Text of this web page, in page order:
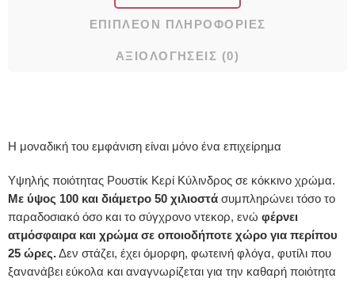
ΕΠΙΠΛΈΟΝ ΠΛΗΡΟΦΟΡΊΕΣ
ΑΞΙΟΛΟΓΉΣΕΙΣ (0)
Η μοναδική του εμφάνιση είναι μόνο ένα επιχείρημα
Υψηλής ποιότητας Ρουστίκ Κερί Κύλινδρος σε κόκκινο χρώμα.
Με ύψος 100 και διάμετρο 50 χιλιοστά συμπληρώνει τόσο το
παραδοσιακό όσο και το σύγχρονο ντεκορ, ενώ φέρνει
ατμόσφαιρα και χρώμα σε οποιoδήποτε χώρο για περίπου
25 ώρες.Δεν στάζει, έχει όμορφη, φωτεινή φλόγα, φυτίλι που
ξανανάβει εύκολα και αναγνωρίζεται για την καθαρή ποιότητα